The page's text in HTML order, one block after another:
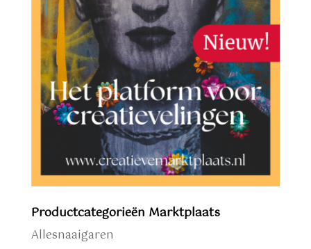
Productcategorieën Marktplaats
Allesnaaigaren